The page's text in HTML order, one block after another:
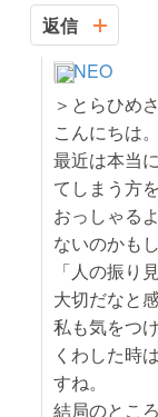
返信
NEO
＞とらひめ
こんにちは。
最近は本当
てしまう方
おっしゃる
ないのかも
「人の振り
大切だなと
私も気をつ
くわした時
すね。
結局のとこ